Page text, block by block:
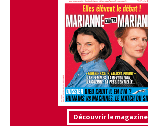
Découvrir le magazine